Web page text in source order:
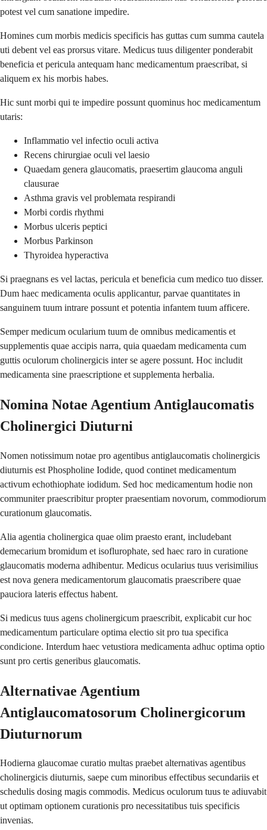
potest vel cum sanatione impedire.
Homines cum morbis medicis specificis has guttas cum summa cautela
uti debent vel eas prorsus vitare. Medicus tuus diligenter ponderabit
beneficia et pericula antequam hanc medicamentum praescribat, si
aliquem ex his morbis habes.
Hic sunt morbi qui te impedire possunt quominus hoc medicamentum
utaris:
Inflammatio vel infectio oculi activa
Recens chirurgiae oculi vel laesio
Quaedam genera glaucomatis, praesertim glaucoma anguli
clausurae
Asthma gravis vel problemata respirandi
Morbi cordis rhythmi
Morbus ulceris peptici
Morbus Parkinson
Thyroidea hyperactiva
Si praegnans es vel lactas, pericula et beneficia cum medico tuo disser.
Dum haec medicamenta oculis applicantur, parvae quantitates in
sanguinem tuum intrare possunt et potentia infantem tuum afficere.
Semper medicum ocularium tuum de omnibus medicamentis et
supplementis quae accipis narra, quia quaedam medicamenta cum
guttis oculorum cholinergicis inter se agere possunt. Hoc includit
medicamenta sine praescriptione et supplementa herbalia.
Nomina Notae Agentium Antiglaucomatis
Cholinergici Diuturni
Nomen notissimum notae pro agentibus antiglaucomatis cholinergicis
diuturnis est Phospholine Iodide, quod continet medicamentum
activum echothiophate iodidum. Sed hoc medicamentum hodie non
communiter praescribitur propter praesentiam novorum, commodiorum
curationum glaucomatis.
Alia agentia cholinergica quae olim praesto erant, includebant
demecarium bromidum et isoflurophate, sed haec raro in curatione
glaucomatis moderna adhibentur. Medicus ocularius tuus verisimilius
est nova genera medicamentorum glaucomatis praescribere quae
pauciora lateris effectus habent.
Si medicus tuus agens cholinergicum praescribit, explicabit cur hoc
medicamentum particulare optima electio sit pro tua specifica
condicione. Interdum haec vetustiora medicamenta adhuc optima optio
sunt pro certis generibus glaucomatis.
Alternativae Agentium
Antiglaucomatosorum Cholinergicorum
Diuturnorum
Hodierna glaucomae curatio multas praebet alternativas agentibus
cholinergicis diuturnis, saepe cum minoribus effectibus secundariis et
schedulis dosing magis commodis. Medicus oculorum tuus te adiuvabit
ut optimam optionem curationis pro necessitatibus tuis specificis
invenias.